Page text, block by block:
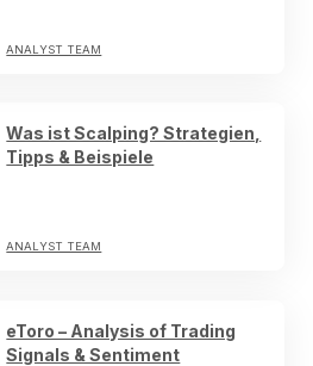
ANALYST TEAM
Was ist Scalping? Strategien,
Tipps & Beispiele
ANALYST TEAM
eToro – Analysis of Trading
Signals & Sentiment